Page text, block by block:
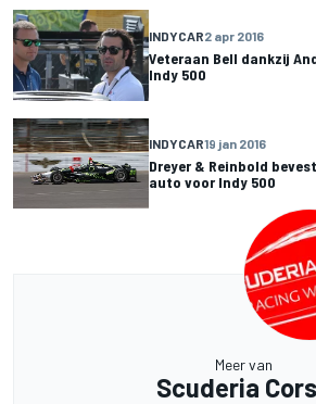
INDYCAR2 apr 2016
Veteraan Bell dankzij
Indy 500
INDYCAR19 jan 2016
Dreyer & Reinbold
auto voor Indy 500
Meer van
Scuderia